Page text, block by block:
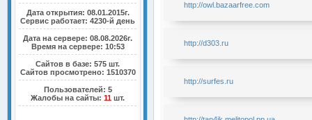
Дата открытия: 08.01.2015г.
Сервис работает: 4230-й день
Дата на сервере: 08.08.2026г.
Время на сервере: 10:53
Сайтов в базе: 575 шт.
Сайтов просмотрено: 1510370
Пользователей: 5
Жалобы на сайты:11 шт.
http://owl.bazaarfree.com
http://d303.ru
http://surfes.ru